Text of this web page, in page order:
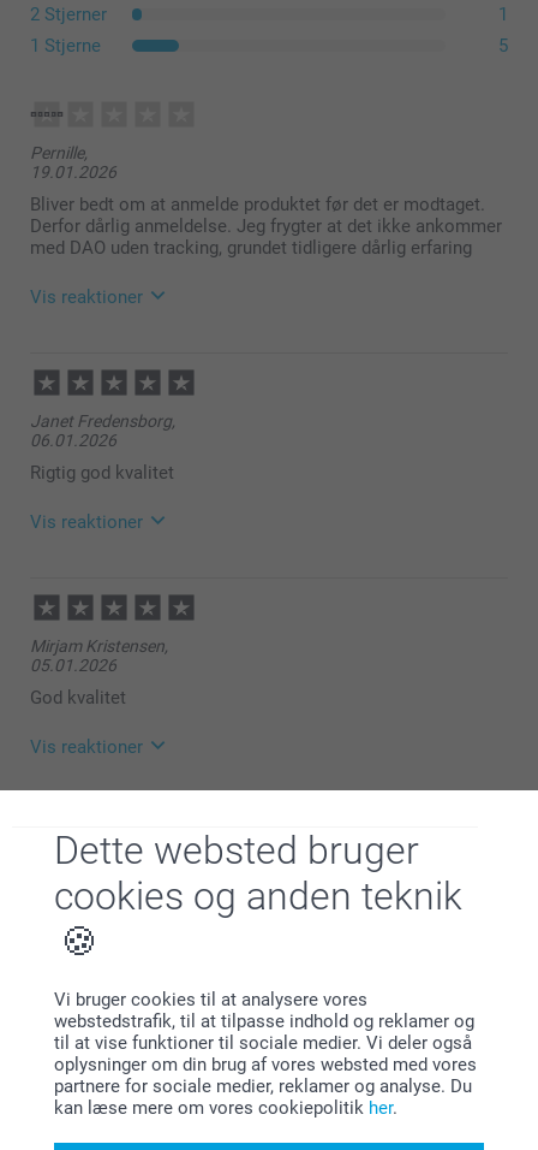
Dette websted bruger
cookies og anden teknik
Vi bruger cookies til at analysere vores
webstedstrafik, til at tilpasse indhold og reklamer og
til at vise funktioner til sociale medier. Vi deler også
oplysninger om din brug af vores websted med vores
partnere for sociale medier, reklamer og analyse. Du
kan læse mere om vores cookiepolitik her.
2 Stjerner
1
1 Stjerne
5
Pernille,
19.01.2026
Bliver bedt om at anmelde produktet før det er modtaget.
Derfor dårlig anmeldelse. Jeg frygter at det ikke ankommer
med DAO uden tracking, grundet tidligere dårlig erfaring
Vis reaktioner
10:12
Hej Pernille
Tusind tak for din feedback!
Det er virkelig værdifuld for os at du tager dig tid til
at sende os din feedback så vi kan forbedre vores
system for at du skal have en så nem og dejlig
Jeg ønsker dig en fortsat god dag!
Venlig hilsen
Janet Fredensborg,
06.01.2026
Rigtig god kvalitet
Vis reaktioner
09:49
Hej Janet
Tak for din anmeldelse.
bordkalenderen med billeder har rigtig god kvalitet.
Mirjam Kristensen,
05.01.2026
God kvalitet
Vis reaktioner
Hej Mirjam
Tak for din anmeldelse.
Det glæder os meget at høre at du synes
bordkalenderen med billeder har god kvalitet.
Varme hilsner
Zeinab @smartphoto
Trine,
26.12.2025
Fin kvalitet
29.12.2025
11:39
Hej Trine
Tusind tak for din anmeldelse!
Jonas Nielsen,
18.12.2025